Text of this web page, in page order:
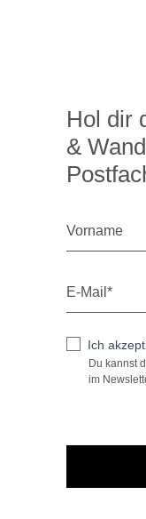
Hol dir
&
Ich
Du kannst
im